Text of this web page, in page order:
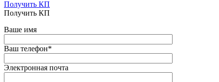
Получить КП
Получить КП
Ваше имя
Ваш телефон*
Электронная почта